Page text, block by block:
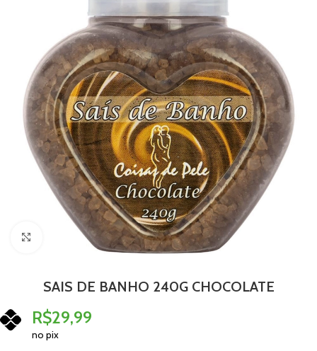
Clique para ampliar
SAIS DE BANHO 240G CHOCOLATE
R$29,99
no pix